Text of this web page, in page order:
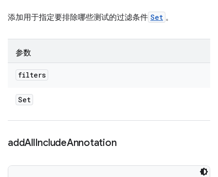
添加用于指定要排除哪些测试的过滤条件 Set 。
参数
filters
Set
addAllIncludeAnnotation